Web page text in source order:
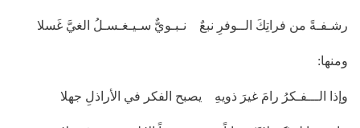
رشـفـةً من فراتِكَ الــوفرِ نبعٌ نـبـويٌّ سـيـغـسـلُ الغيَّ غَسلا
ومنها:
وإذا الـــفـكرُ رامَ غيرَ ذويهِ يصبح الفكر في الأراذلِ جهلا